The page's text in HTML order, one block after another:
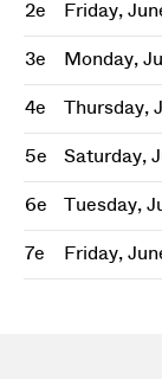
2e Friday,
3e Monday,
4e Thursday,
5e Saturday,
6e Tuesday,
7e Friday,